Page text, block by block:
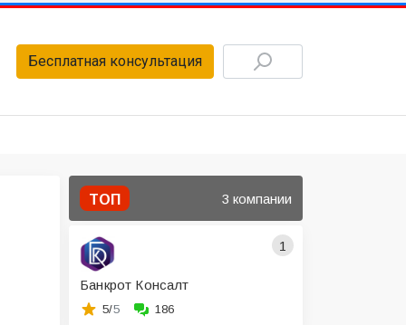
Бесплатная консультация
ТОП 3 компании
1
Банкрот Консалт
5/5 186